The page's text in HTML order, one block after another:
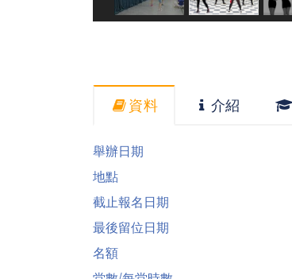
資料 介紹
舉辦日期
地點
截止報名日期
最後留位日期
名額